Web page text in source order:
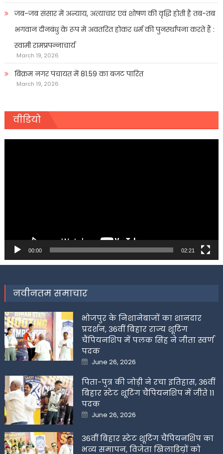
जब-जब संसार में अन्याय, अत्याचार एवं शोषण की वृद्धि होती है तब-तब
भगवान दीनबंधु के रूप में अवतरित होकर धर्म की पुनर्स्थापना करते हैं :
स्वामी रामप्रपन्नाचार्य
March 19, 2026
बिक्रम नगर पंचायत में 81.59 का बजट पारित
March 19, 2026
वीडियो
00:00 02:21
नवीनतम समाचार
भोजपुर के निशानेबाजों का शानदार
प्रदर्शन, 36वीं बिहार राज्य शूटिंग
चैंपियनशिप में पलक सिंह ने जीता स्वर्ण
पदक
Posted
on
June 26, 2026
पिता-पुत्र की जोड़ी ने रचा इतिहास, 36वीं
बिहार स्टेट शूटिंग चैंपियनशिप में जीते 11
पदक
Posted
on
June 26, 2026
36वीं बिहार स्टेट शूटिंग चैंपियनशिप का
भव्य समापन, विजेता खिलाडिय़ों को